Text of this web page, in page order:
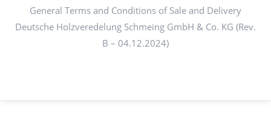
General Terms and Conditions of Sale and Delivery
Deutsche Holzveredelung Schmeing GmbH & Co. KG (Rev.
B – 04.12.2024)